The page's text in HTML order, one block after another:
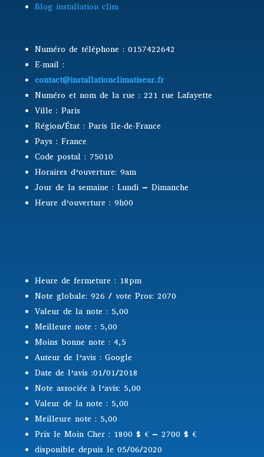
Blog installation clim
Numéro de téléphone : 0157422642
E-mail :
contact@installationclimatiseur.fr
Numéro et nom de la rue : 221 rue Lafayette
Ville : Paris
Région/État : Paris île-de-France
Pays : France
Code postal : 75010
Horaires d’ouverture: 9am
Jour de la semaine : Lundi – Dimanche
Heure d’ouverture : 9h00
Heure de fermeture : 18pm
Note globale: 926 / vote Pros: 2070
Valeur de la note : 5,00
Meilleure note : 5,00
Moins bonne note : 4,5
Auteur de l’avis : Google
Date de l’avis :01/01/2018
Note associée à l’avis: 5,00
Valeur de la note : 5,00
Meilleure note : 5,00
Prix le Moin Cher : 1800 $ € – 2700 $ €
disponible depuis le 05/06/2020